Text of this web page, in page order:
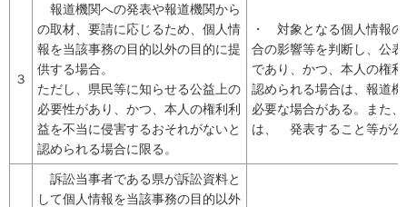
３
報道機関への発表や報道機関から
の取材、要請に応じるため、個人情
報を当該事務の目的以外の目的に提
供する場合。
ただし、県民等に知らせる公益上の
必要性があり、かつ、本人の権利利
益を不当に侵害するおそれがないと
認められる場合に限る。
・ 対象となる個人情報
合の影響等を判断し、公
であり、かつ、本人の権
認められる場合は、報道
必要な場合がある。また
は、 発表すること等が公
訴訟当事者である県が訴訟資料と
して個人情報を当該事務の目的以外